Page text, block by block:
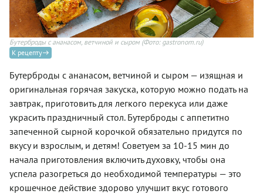
Бутерброды с ананасом, ветчиной и сыром (Фото: gastronom.ru)
К рецепту
Бутерброды с ананасом, ветчиной и сыром — изящная и
оригинальная горячая закуска, которую можно подать на
завтрак, приготовить для легкого перекуса или даже
украсить праздничный стол. Бутерброды с аппетитно
запеченной сырной корочкой обязательно придутся по
вкусу и взрослым, и детям! Советуем за 10-15 мин до
начала приготовления включить духовку, чтобы она
успела разогреться до необходимой температуры — это
крошечное действие здорово улучшит вкус готового